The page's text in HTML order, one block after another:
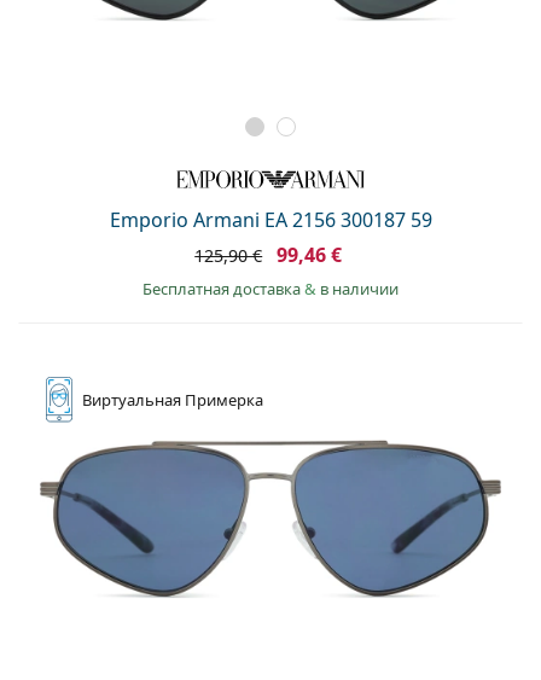
Emporio Armani EA 2156 300187 59
125,90 € 99,46 €
Бесплатная доставка& в наличии
Виртуальная Примерка